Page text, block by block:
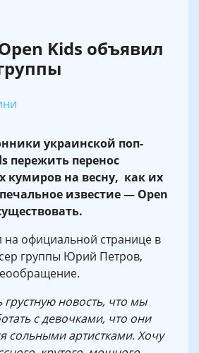
Kids объявил
украинской поп-
пережить перенос
кумиров на весну, как их
известие — Open
официальной странице в
группы Юрий Петров,
новость, что мы
с девочками, что они
сольными артистками. Хочу